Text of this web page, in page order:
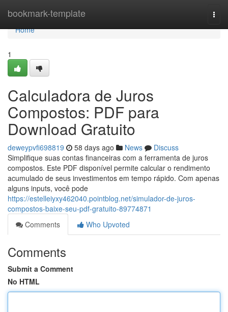
bookmark-template
Home
Home
1
Calculadora de Juros
Compostos: PDF para
Download Gratuito
deweypvfi698819 58 days ago News
Discuss
Simplifique suas contas financeiras com a ferramenta de juros
compostos. Este PDF disponível permite calcular o rendimento
acumulado de seus investimentos em tempo rápido. Com apenas
alguns inputs, você pode
https://estelleiyxy462040.pointblog.net/simulador-de-juros-
compostos-baixe-seu-pdf-gratuito-89774871
Comments
Who Upvoted
Comments
Submit a Comment
No HTML